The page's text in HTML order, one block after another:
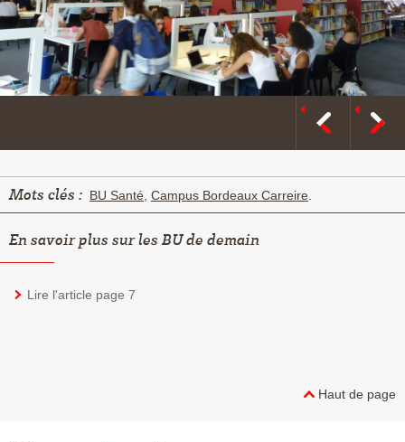
Mots clés : BU Santé, Campus Bordeaux Carreire.
En savoir plus sur les BU de demain
Lire l'article page 7
Haut de page